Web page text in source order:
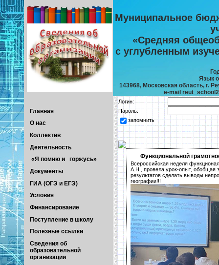
Муниципальное
«Средняя
с углубленным
Язык
143968, Московская область, г.
e-mail
Главная
О нас
Коллектив
Деятельность
«Я помню и горжусь»
Документы
ГИА (ОГЭ и ЕГЭ)
Условия
Финансирование
Поступление в школу
Полезные ссылки
Сведения об
образовательной
организации
Логин:
Пароль:
запомнить
Функциональной
Всероссийская неделя
А.Н., провела урок-опыт, обобщая
результатов сделать выводы
географии!!!